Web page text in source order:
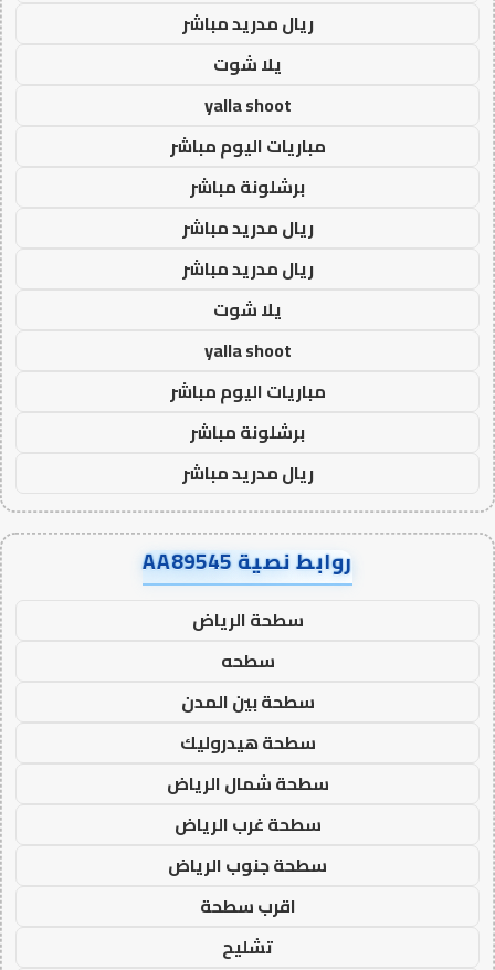
ريال مدريد مباشر
يلا شوت
yalla shoot
مباريات اليوم مباشر
برشلونة مباشر
ريال مدريد مباشر
ريال مدريد مباشر
يلا شوت
yalla shoot
مباريات اليوم مباشر
برشلونة مباشر
ريال مدريد مباشر
روابط نصية AA89545
سطحة الرياض
سطحه
سطحة بين المدن
سطحة هيدروليك
سطحة شمال الرياض
سطحة غرب الرياض
سطحة جنوب الرياض
اقرب سطحة
تشليح